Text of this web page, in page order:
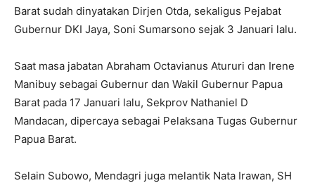
Barat sudah dinyatakan Dirjen Otda, sekaligus Pejabat
Gubernur DKI Jaya, Soni Sumarsono sejak 3 Januari lalu.
Saat masa jabatan Abraham Octavianus Atururi dan Irene
Manibuy sebagai Gubernur dan Wakil Gubernur Papua
Barat pada 17 Januari lalu, Sekprov Nathaniel D
Mandacan, dipercaya sebagai Pelaksana Tugas Gubernur
Papua Barat.
Selain Subowo, Mendagri juga melantik Nata Irawan, SH